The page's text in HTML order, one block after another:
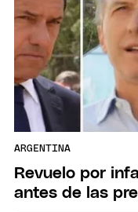
ARGENTINA
Revuelo por
antes de las